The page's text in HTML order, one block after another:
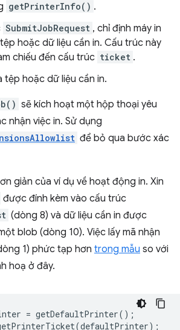
getPrinterInfo() .
SubmitJobRequest , chỉ định máy in
hoặc dữ liệu cần in. Cấu trúc này
chiếu đến cấu trúc ticket .
tệp hoặc dữ liệu cần in.
sẽ kích hoạt một hộp thoại yêu
nhận việc in. Sử dụng
để bỏ qua bước xác
giản của ví dụ về hoạt động in. Xin
được đính kèm vào cấu trúc
(dòng 8) và dữ liệu cần in được
blob (dòng 10). Việc lấy mã nhận
1) phức tạp hơn trong mẫu so với
hoạ ở đây.
= getDefaultPrinter();
(defaultPrinter);